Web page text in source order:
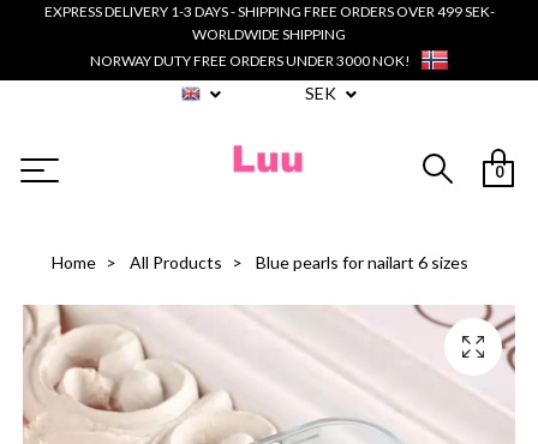
EXPRESS DELIVERY 1-3 DAYS - SHIPPING FREE ORDERS OVER 499 SEK-
WORLDWIDE SHIPPING
NORWAY DUTY FREE ORDERS UNDER 3000 NOK!
SEK
0
Home All Products Blue pearls for nailart 6 sizes